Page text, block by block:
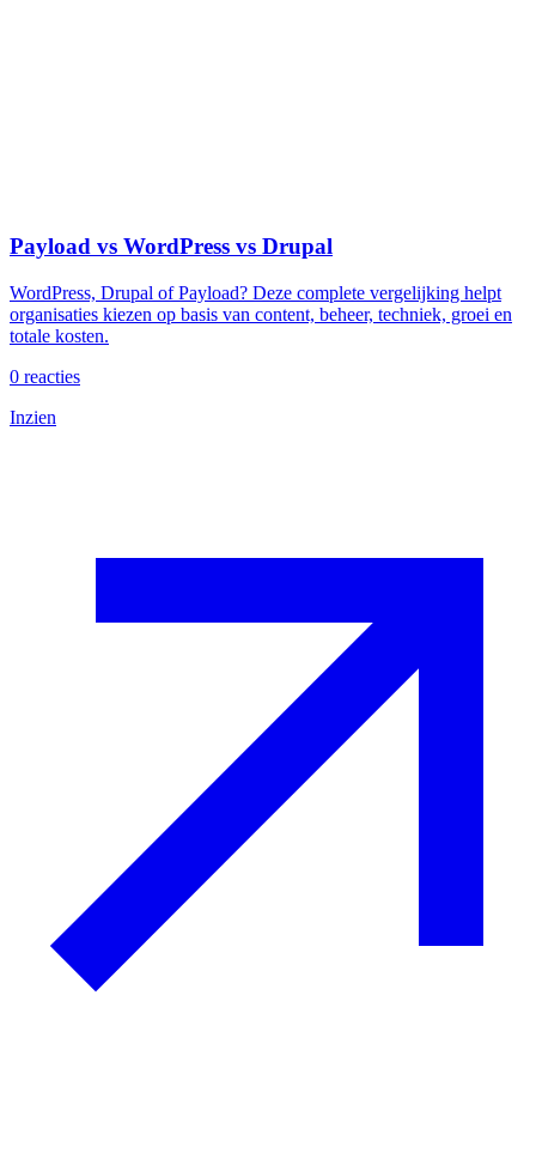
Payload vs WordPress vs Drupal
WordPress, Drupal of Payload? Deze complete vergelijking helpt
organisaties kiezen op basis van content, beheer, techniek, groei en
totale kosten.
0 reacties
Inzien